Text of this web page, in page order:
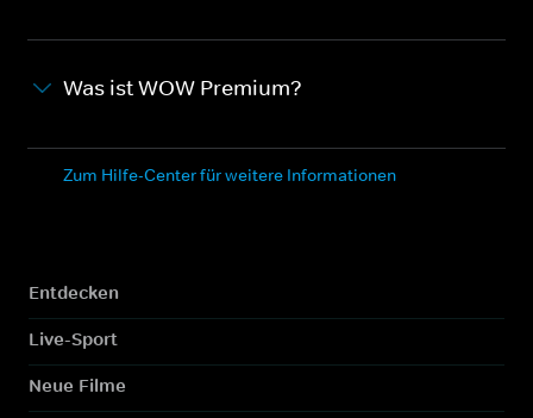
Was ist WOW Premium?
Zum Hilfe-Center für weitere Informationen
Entdecken
Live-Sport
Neue Filme